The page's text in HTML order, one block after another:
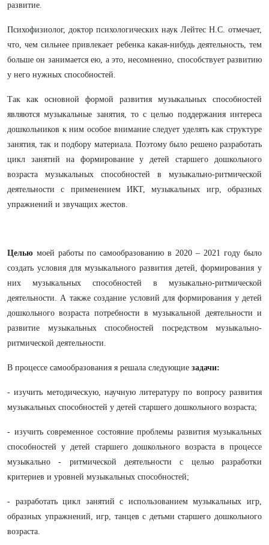
развитие.
Психофизиолог, доктор психологических наук Лейтес Н.С. отмечает,
что, чем сильнее привлекает ребенка какая-нибудь деятельность, тем
больше он занимается ею, а это, несомненно, способствует развитию
у него нужных способностей.
Так как основной формой развития музыкальных способностей
являются музыкальные занятия, то с целью поддержания интереса
дошкольников к ним особое внимание следует уделять как структуре
занятия, так и подбору материала. Поэтому было решено разработать
цикл занятий на формирование у детей старшего дошкольного
возраста музыкальных способностей в музыкально-ритмической
деятельности с применением ИКТ, музыкальных игр, образных
упражнений и звучащих жестов.
Целью моей работы по самообразованию в 2020 – 2021 году было
создать условия для музыкального развития детей, формирования у
них музыкальных способностей в музыкально-ритмической
деятельности. А также создание условий для формирования у детей
дошкольного возраста потребности в музыкальной деятельности и
развитие музыкальных способностей посредством музыкально-
ритмической деятельности.
В процессе самообразования я решала следующие задачи:
- изучить методическую, научную литературу по вопросу развития
музыкальных способностей у детей старшего дошкольного возраста;
- изучить современное состояние проблемы развития музыкальных
способностей у детей старшего дошкольного возраста в процессе
музыкально - ритмической деятельности с целью разработки
критериев и уровней музыкальных способностей;
- разработать цикл занятий с использованием музыкальных игр,
образных упражнений, игр, танцев с детьми старшего дошкольного
возраста.